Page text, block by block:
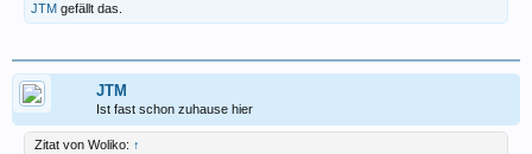
JTM gefällt das.
JTM
Ist fast schon zuhause hier
Zitat von Woliko: ↑